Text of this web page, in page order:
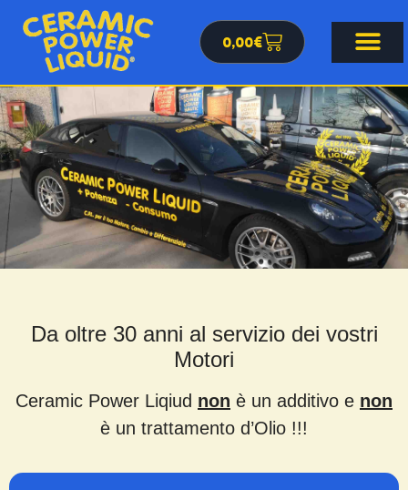
0,00€
Da oltre 30 anni al servizio dei vostri
Motori
Ceramic Power Liqiud non è un additivo e non
è un trattamento d’Olio !!!